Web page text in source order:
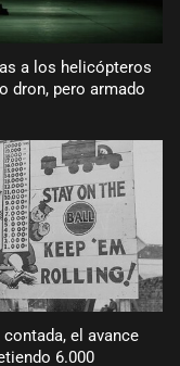
a los helicópteros
dron, pero armado
el avance
6.000